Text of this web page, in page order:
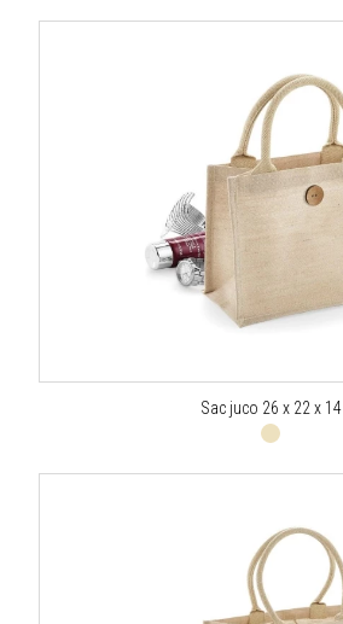
Sac juco 26 x 22 x 14